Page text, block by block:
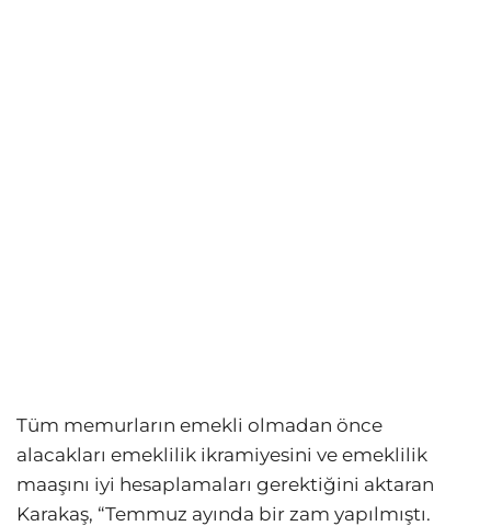
Tüm memurların emekli olmadan önce
alacakları emeklilik ikramiyesini ve emeklilik
maaşını iyi hesaplamaları gerektiğini aktaran
Karakaş, “Temmuz ayında bir zam yapılmıştı.